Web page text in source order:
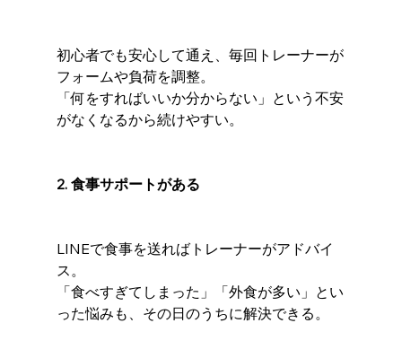
初心者でも安心して通え、毎回トレーナーが
フォームや負荷を調整。
「何をすればいいか分からない」という不安
がなくなるから続けやすい。
2. 食事サポートがある
LINEで食事を送ればトレーナーがアドバイ
ス。
「食べすぎてしまった」「外食が多い」とい
った悩みも、その日のうちに解決できる。